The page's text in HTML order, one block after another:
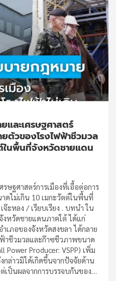
และเศรษฐศาสตร์
ตัวของโรงไฟฟ้าชีวมวล
ในพื้นที่จังหวัดชายแดน
ษฐศาสตร์การเมืองที่เอื้อต่อการ
ดไม่เกิน 10 เมกะวัตต์ในพื้นที่
ะหลง / เรียบเรียง . บทนำ ใน
หวัดชายแดนภาคใต้ ได้แก่
เภอของจังหวัดสงขลา ได้กลาย
าชีวมวลและก๊าซชีวภาพขนาด
Power Producer: VSPP) เพิ่ม
ล่าวมิได้เกิดขึ้นจากปัจจัยด้าน
เป็นผลจากการบรรจบกันของ…